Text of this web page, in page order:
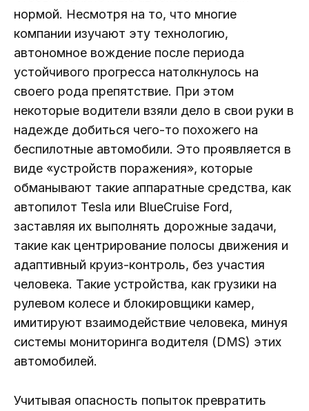
нормой. Несмотря на то, что многие
компании изучают эту технологию,
автономное вождение после периода
устойчивого прогресса натолкнулось на
своего рода препятствие. При этом
некоторые водители взяли дело в свои руки в
надежде добиться чего-то похожего на
беспилотные автомобили. Это проявляется в
виде «устройств поражения», которые
обманывают такие аппаратные средства, как
автопилот Tesla или BlueCruise Ford,
заставляя их выполнять дорожные задачи,
такие как центрирование полосы движения и
адаптивный круиз-контроль, без участия
человека. Такие устройства, как грузики на
рулевом колесе и блокировщики камер,
имитируют взаимодействие человека, минуя
системы мониторинга водителя (DMS) этих
автомобилей.
Учитывая опасность попыток превратить